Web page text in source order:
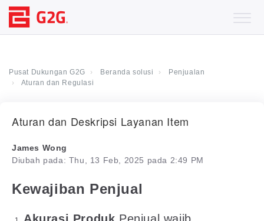
Pusat Dukungan G2G Beranda solusi
Penjualan
Aturan dan Regulasi
Aturan dan Deskripsi Layanan Item
James Wong
Diubah pada: Thu, 13 Feb, 2025 pada 2:49 PM
Kewajiban Penjual